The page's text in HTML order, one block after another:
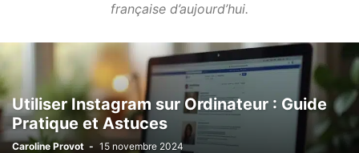
française d’aujourd’hui.
Utiliser Instagram sur Ordinateur : Guide
Pratique et Astuces
Caroline Provot - 15 novembre 2024